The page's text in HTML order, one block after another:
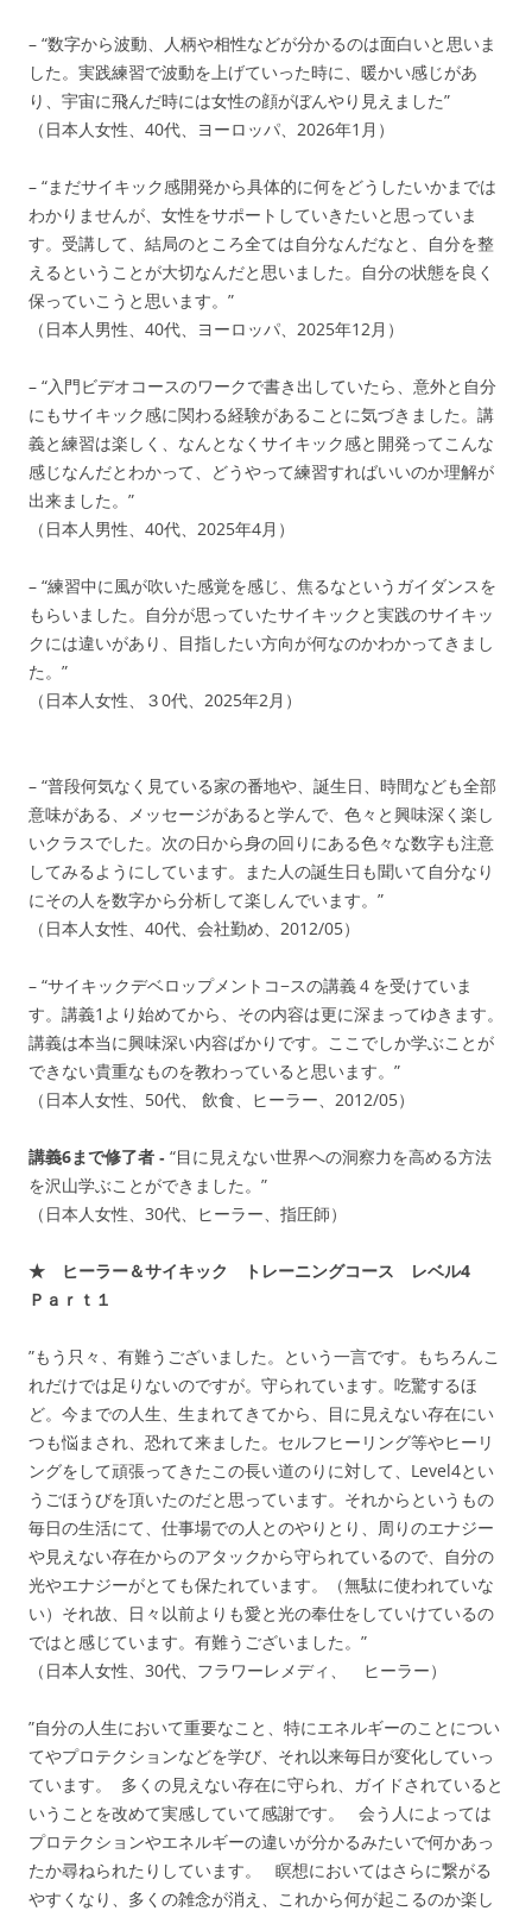
– “数字から波動、人柄や相性などが分かるのは面白いと思いま
した。実践練習で波動を上げていった時に、暖かい感じがあ
り、宇宙に飛んだ時には女性の顔がぼんやり見えました”
（日本人女性、40代、ヨーロッパ、2026年1月）
– “まだサイキック感開発から具体的に何をどうしたいかまでは
わかりませんが、女性をサポートしていきたいと思っていま
す。受講して、結局のところ全ては自分なんだなと、自分を整
えるということが大切なんだと思いました。自分の状態を良く
保っていこうと思います。”
（日本人男性、40代、ヨーロッパ、2025年12月）
– “入門ビデオコースのワークで書き出していたら、意外と自分
にもサイキック感に関わる経験があることに気づきました。講
義と練習は楽しく、なんとなくサイキック感と開発ってこんな
感じなんだとわかって、どうやって練習すればいいのか理解が
出来ました。”
（日本人男性、40代、2025年4月）
– “練習中に風が吹いた感覚を感じ、焦るなというガイダンスを
もらいました。自分が思っていたサイキックと実践のサイキッ
クには違いがあり、目指したい方向が何なのかわかってきまし
た。”
（日本人女性、３0代、2025年2月）
– “普段何気なく見ている家の番地や、誕生日、時間なども全部
意味がある、メッセージがあると学んで、色々と興味深く楽し
いクラスでした。次の日から身の回りにある色々な数字も注意
してみるようにしています。また人の誕生日も聞いて自分なり
にその人を数字から分析して楽しんでいます。”
（日本人女性、40代、会社勤め、2012/05）
– “サイキックデベロップメントコ−スの講義４を受けていま
す。講義1より始めてから、その内容は更に深まってゆきます。
講義は本当に興味深い内容ばかりです。ここでしか学ぶことが
できない貴重なものを教わっていると思います。”
（日本人女性、50代、 飲食、ヒーラー、2012/05）
講義6まで修了者 ‐ “目に見えない世界への洞察力を高める方法
を沢山学ぶことができました。”
（日本人女性、30代、ヒーラー、指圧師）
★ ヒーラー＆サイキック トレーニングコース レベル4
Ｐａｒｔ１
”もう只々、有難うございました。という一言です。もちろんこ
れだけでは足りないのですが。守られています。吃驚するほ
ど。今までの人生、生まれてきてから、目に見えない存在にい
つも悩まされ、恐れて来ました。セルフヒーリング等やヒーリ
ングをして頑張ってきたこの長い道のりに対して、Level4とい
うごほうびを頂いたのだと思っています。それからというもの
毎日の生活にて、仕事場での人とのやりとり、周りのエナジー
や見えない存在からのアタックから守られているので、自分の
光やエナジーがとても保たれています。（無駄に使われていな
い）それ故、日々以前よりも愛と光の奉仕をしていけているの
ではと感じています。有難うございました。”
（日本人女性、30代、フラワーレメディ、 ヒーラー）
”自分の人生において重要なこと、特にエネルギーのことについ
てやプロテクションなどを学び、それ以来毎日が変化していっ
ています。 多くの見えない存在に守られ、ガイドされていると
いうことを改めて実感していて感謝です。 会う人によっては
プロテクションやエネルギーの違いが分かるみたいで何かあっ
たか尋ねられたりしています。 瞑想においてはさらに繋がる
やすくなり、多くの雑念が消え、これから何が起こるのか楽し